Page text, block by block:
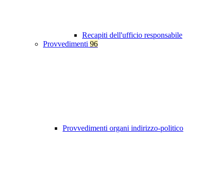
Recapiti dell'ufficio responsabile
Provvedimenti 96
Provvedimenti organi indirizzo-politico